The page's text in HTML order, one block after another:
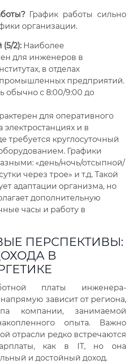
График работы сильно
организации.
2):Наиболее
для инженеров в
в отделах
предприятий.
обычно с 8:00/9:00 до
для оперативного
электростанциях и в
требуется круглосуточный
Графики
«день/ночь/отсыпной/
через трое» и т.д. Такой
адаптации организма, но
дополнительную
часы и работу в
ПЕРСПЕКТИВЫ:
В
платы инженера-
зависит от региона,
компании, занимаемой
опыта. Важно
отрасли редко встречаются
как в IT, но она
и достойный доход.